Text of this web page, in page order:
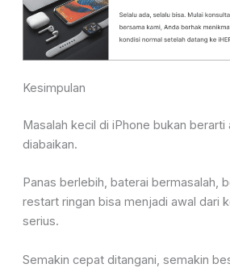
Kesimpulan
Masalah kecil di iPhone bukan berarti
diabaikan.
Panas berlebih, baterai bermasalah,
restart ringan bisa menjadi awal dari
serius.
Semakin cepat ditangani, semakin